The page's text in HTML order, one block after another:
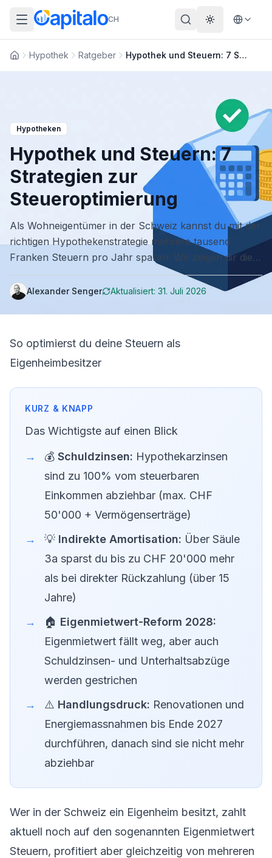
CH Theme
Hypothek Ratgeber Hypothek und Steuern: 7 Strategien zur Steueroptimierung
Hypotheken
Hypothek und Steuern: 7
Strategien zur
Steueroptimierung
Als Wohneigentümer in der Schweiz kannst du mit der
richtigen Hypothekenstrategie mehrere tausend
Franken Steuern pro Jahr sparen. Wir zeigen dir die 7
wichtigsten Hebel.
Alexander Senger Aktualisiert: 31. Juli 2026
So optimierst du deine Steuern als
Eigenheimbesitzer
Das Wichtigste auf einen Blick
💰 Schuldzinsen: Hypothekarzinsen
sind zu 100% vom steuerbaren
Einkommen abziehbar (max. CHF
50'000 + Vermögenserträge)
💡 Indirekte Amortisation: Über Säule
3a sparst du bis zu CHF 20'000 mehr
als bei direkter Rückzahlung (über 15
Jahre)
🏠 Eigenmietwert-Reform 2028:
Eigenmietwert fällt weg, aber auch
Schuldzinsen- und Unterhaltsabzüge
werden gestrichen
⚠️ Handlungsdruck: Renovationen und
Energiemassnahmen bis Ende 2027
durchführen, danach sind sie nicht mehr
abziehbar
Wer in der Schweiz ein Eigenheim besitzt, zahlt
aktuell noch auf den sogenannten Eigenmietwert
Steuern, profitiert aber gleichzeitig von mehreren